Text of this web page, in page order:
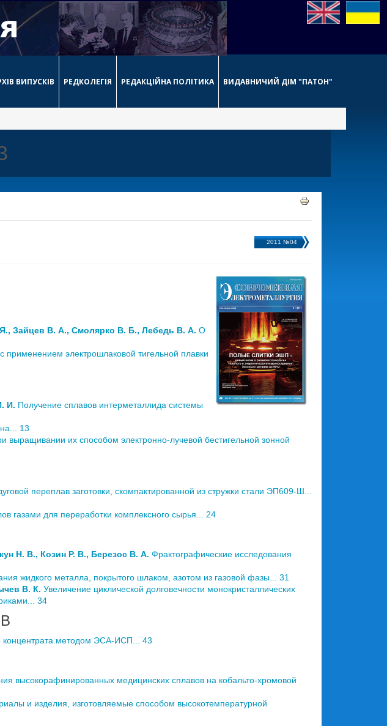
ВИПУСКІВ РЕДКОЛЕГІЯ РЕДАКЦІЙНА ПОЛІТИКА ВИДАВНИЧИЙ ДІМ "ПАТОН"
2011 №04
Зайцев В. А., Смолярко В. Б., Лебедь В. А. О
электрошлаковой тигельной плавки
И. Получение сплавов интерметаллида системы
13
их способом электронно-лучевой бестигельной зонной
переплав заготовки, скомпактированной из стружки стали ЭП609-Ш...
газами для переработки комплексного сырья... 24
Н. В., Козин Р. В., Березос В. А. Фрактографические исследования
жидкого металла, покрытого шлаком, азотом из газовой фазы... 31
В. К. Увеличение циклической долговечности монокристаллических
34
концентрата методом ЭСА-ИСП... 43
высокорафинированных медицинских сплавов на кобальто-хромовой
и изделия, изготовляемые способом высокотемпературной